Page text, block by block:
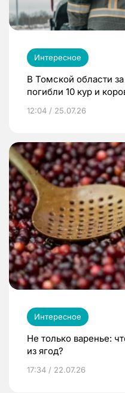
Интересное
В Томской области
погибли 10 кур и
12:04 / 25.07.26
Интересное
Не только варенье:
из ягод?
17:34 / 22.07.26